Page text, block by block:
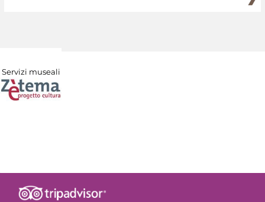
Servizi museali